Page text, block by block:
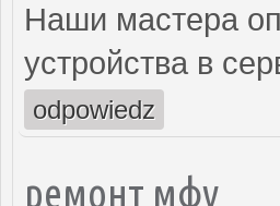
Наши мастера
устройства в
odpowiedz
ремонт мфу